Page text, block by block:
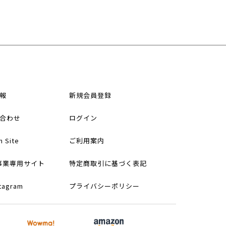
新規会員登録
わせ ログイン
Site ご利用案内
業専用サイト 特定商取引に基づく表記
プライバシーポリシー